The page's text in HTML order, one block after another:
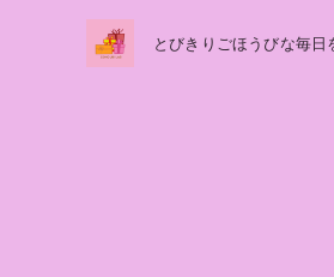
とびきりごほうびな毎